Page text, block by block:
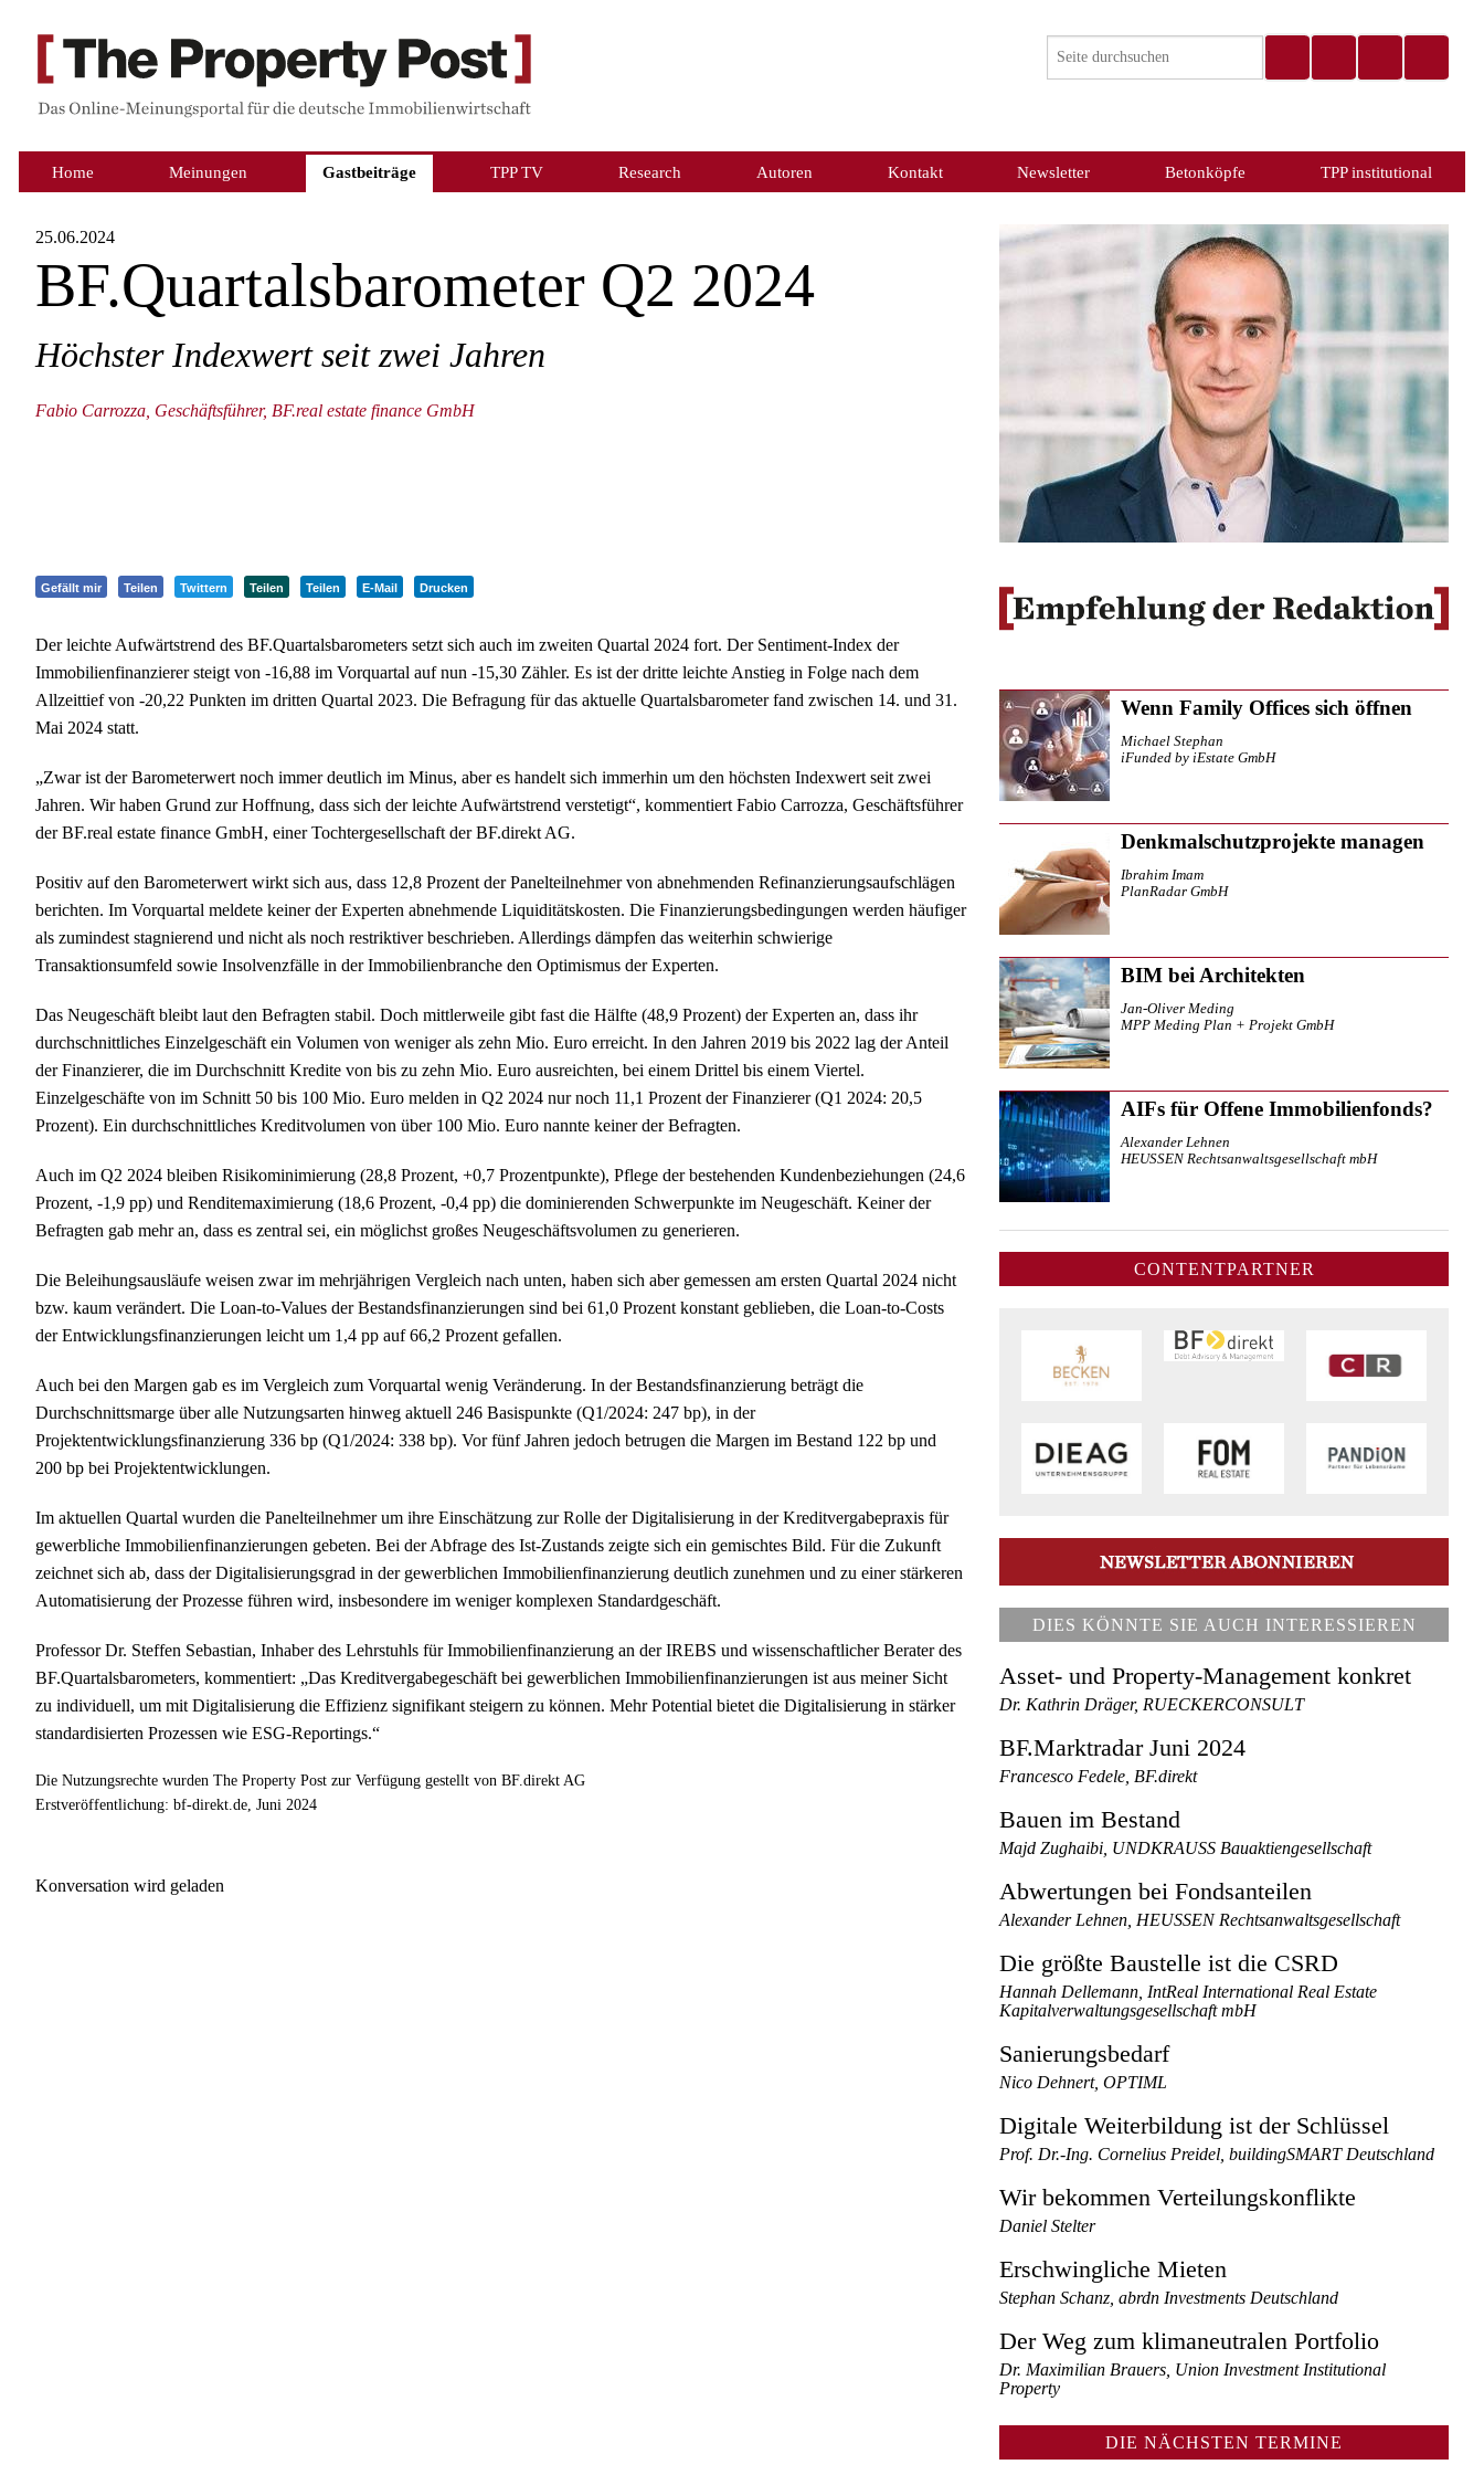
Home Meinungen Gastbeiträge TPP TV Research Autoren Kontakt Newsletter Betonköpfe TPP institutional
25.06.2024
BF.Quartalsbarometer Q2 2024
Höchster Indexwert seit zwei Jahren
Fabio Carrozza, Geschäftsführer, BF.real estate finance GmbH
Gefällt mir Teilen Twittern Teilen Teilen E-Mail Drucken
Der leichte Aufwärtstrend des BF.Quartalsbarometers setzt sich auch im zweiten Quartal 2024 fort. Der Sentiment-Index der
Immobilienfinanzierer steigt von -16,88 im Vorquartal auf nun -15,30 Zähler. Es ist der dritte leichte Anstieg in Folge nach dem
Allzeittief von -20,22 Punkten im dritten Quartal 2023. Die Befragung für das aktuelle Quartalsbarometer fand zwischen 14. und 31.
Mai 2024 statt.
„Zwar ist der Barometerwert noch immer deutlich im Minus, aber es handelt sich immerhin um den höchsten Indexwert seit zwei
Jahren. Wir haben Grund zur Hoffnung, dass sich der leichte Aufwärtstrend verstetigt“, kommentiert Fabio Carrozza, Geschäftsführer
der BF.real estate finance GmbH, einer Tochtergesellschaft der BF.direkt AG.
Positiv auf den Barometerwert wirkt sich aus, dass 12,8 Prozent der Panelteilnehmer von abnehmenden Refinanzierungsaufschlägen
berichten. Im Vorquartal meldete keiner der Experten abnehmende Liquiditätskosten. Die Finanzierungsbedingungen werden häufiger
als zumindest stagnierend und nicht als noch restriktiver beschrieben. Allerdings dämpfen das weiterhin schwierige
Transaktionsumfeld sowie Insolvenzfälle in der Immobilienbranche den Optimismus der Experten.
Das Neugeschäft bleibt laut den Befragten stabil. Doch mittlerweile gibt fast die Hälfte (48,9 Prozent) der Experten an, dass ihr
durchschnittliches Einzelgeschäft ein Volumen von weniger als zehn Mio. Euro erreicht. In den Jahren 2019 bis 2022 lag der Anteil
der Finanzierer, die im Durchschnitt Kredite von bis zu zehn Mio. Euro ausreichten, bei einem Drittel bis einem Viertel.
Einzelgeschäfte von im Schnitt 50 bis 100 Mio. Euro melden in Q2 2024 nur noch 11,1 Prozent der Finanzierer (Q1 2024: 20,5
Prozent). Ein durchschnittliches Kreditvolumen von über 100 Mio. Euro nannte keiner der Befragten.
Auch im Q2 2024 bleiben Risikominimierung (28,8 Prozent, +0,7 Prozentpunkte), Pflege der bestehenden Kundenbeziehungen (24,6
Prozent, -1,9 pp) und Renditemaximierung (18,6 Prozent, -0,4 pp) die dominierenden Schwerpunkte im Neugeschäft. Keiner der
Befragten gab mehr an, dass es zentral sei, ein möglichst großes Neugeschäftsvolumen zu generieren.
Die Beleihungsausläufe weisen zwar im mehrjährigen Vergleich nach unten, haben sich aber gemessen am ersten Quartal 2024 nicht
bzw. kaum verändert. Die Loan-to-Values der Bestandsfinanzierungen sind bei 61,0 Prozent konstant geblieben, die Loan-to-Costs
der Entwicklungsfinanzierungen leicht um 1,4 pp auf 66,2 Prozent gefallen.
Auch bei den Margen gab es im Vergleich zum Vorquartal wenig Veränderung. In der Bestandsfinanzierung beträgt die
Durchschnittsmarge über alle Nutzungsarten hinweg aktuell 246 Basispunkte (Q1/2024: 247 bp), in der
Projektentwicklungsfinanzierung 336 bp (Q1/2024: 338 bp). Vor fünf Jahren jedoch betrugen die Margen im Bestand 122 bp und
200 bp bei Projektentwicklungen.
Im aktuellen Quartal wurden die Panelteilnehmer um ihre Einschätzung zur Rolle der Digitalisierung in der Kreditvergabepraxis für
gewerbliche Immobilienfinanzierungen gebeten. Bei der Abfrage des Ist-Zustands zeigte sich ein gemischtes Bild. Für die Zukunft
zeichnet sich ab, dass der Digitalisierungsgrad in der gewerblichen Immobilienfinanzierung deutlich zunehmen und zu einer stärkeren
Automatisierung der Prozesse führen wird, insbesondere im weniger komplexen Standardgeschäft.
Professor Dr. Steffen Sebastian, Inhaber des Lehrstuhls für Immobilienfinanzierung an der IREBS und wissenschaftlicher Berater des
BF.Quartalsbarometers, kommentiert: „Das Kreditvergabegeschäft bei gewerblichen Immobilienfinanzierungen ist aus meiner Sicht
zu individuell, um mit Digitalisierung die Effizienz signifikant steigern zu können. Mehr Potential bietet die Digitalisierung in stärker
standardisierten Prozessen wie ESG-Reportings.“
Die Nutzungsrechte wurden The Property Post zur Verfügung gestellt von BF.direkt AG
Erstveröffentlichung: bf-direkt.de, Juni 2024
Konversation wird geladen
Wenn Family Offices sich öffnen
Michael Stephan
iFunded by iEstate GmbH
Denkmalschutzprojekte managen
Ibrahim Imam
PlanRadar GmbH
BIM bei Architekten
Jan-Oliver Meding
MPP Meding Plan + Projekt GmbH
AIFs für Offene Immobilienfonds?
Alexander Lehnen
HEUSSEN Rechtsanwaltsgesellschaft mbH
CONTENTPARTNER
DIES KÖNNTE SIE AUCH INTERESSIEREN
Asset- und Property-Management konkret
Dr. Kathrin Dräger, RUECKERCONSULT
BF.Marktradar Juni 2024
Francesco Fedele, BF.direkt
Bauen im Bestand
Majd Zughaibi, UNDKRAUSS Bauaktiengesellschaft
Abwertungen bei Fondsanteilen
Alexander Lehnen, HEUSSEN Rechtsanwaltsgesellschaft
Die größte Baustelle ist die CSRD
Hannah Dellemann, IntReal International Real Estate
Kapitalverwaltungsgesellschaft mbH
Sanierungsbedarf
Nico Dehnert, OPTIML
Digitale Weiterbildung ist der Schlüssel
Prof. Dr.-Ing. Cornelius Preidel, buildingSMART Deutschland
Wir bekommen Verteilungskonflikte
Daniel Stelter
Erschwingliche Mieten
Stephan Schanz, abrdn Investments Deutschland
Der Weg zum klimaneutralen Portfolio
Dr. Maximilian Brauers, Union Investment Institutional
Property
DIE NÄCHSTEN TERMINE